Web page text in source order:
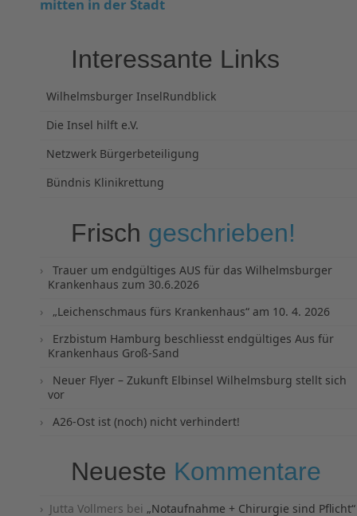
mitten in der Stadt
Interessante Links
Wilhelmsburger InselRundblick
Die Insel hilft e.V.
Netzwerk Bürgerbeteiligung
Bündnis Klinikrettung
Frisch geschrieben!
Trauer um endgültiges AUS für das Wilhelmsburger
Krankenhaus zum 30.6.2026
„Leichenschmaus fürs Krankenhaus“ am 10. 4. 2026
Erzbistum Hamburg beschliesst endgültiges Aus für
Krankenhaus Groß-Sand
Neuer Flyer – Zukunft Elbinsel Wilhelmsburg stellt sich
vor
A26-Ost ist (noch) nicht verhindert!
Neueste Kommentare
Jutta Vollmers bei „Notaufnahme + Chirurgie sind Pflicht“